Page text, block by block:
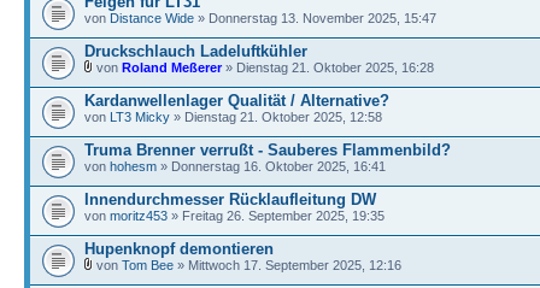
von Distance Wide » Donnerstag 13. November 2025, 15:47
Druckschlauch Ladeluftkühler
von Roland Meßerer» Dienstag 21. Oktober 2025, 16:28
Kardanwellenlager Qualität / Alternative?
von LT3 Micky » Dienstag 21. Oktober 2025, 12:58
Truma Brenner verrußt - Sauberes Flammenbild?
von hohesm » Donnerstag 16. Oktober 2025, 16:41
Innendurchmesser Rücklaufleitung DW
von moritz453 » Freitag 26. September 2025, 19:35
Hupenknopf demontieren
von Tom Bee » Mittwoch 17. September 2025, 12:16